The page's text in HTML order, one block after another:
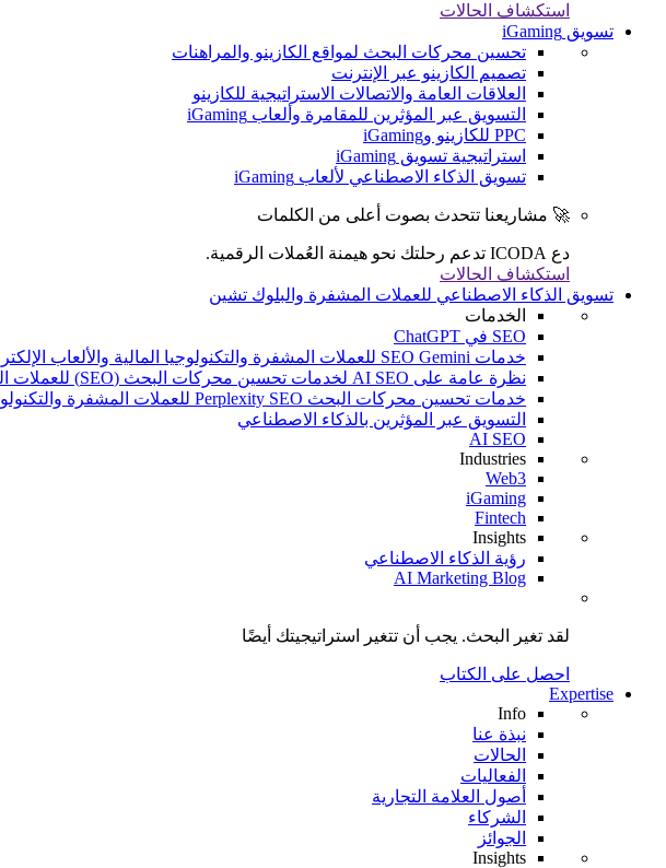
استكشاف الحالات
تسويق iGaming
تحسين محركات البحث لمواقع الكازينو والمراهنات
تصميم الكازينو عبر الإنترنت
العلاقات العامة والاتصالات الاستراتيجية للكازينو
التسويق عبر المؤثرين للمقامرة وألعاب iGaming
PPC للكازينو وiGaming
استراتيجية تسويق iGaming
تسويق الذكاء الاصطناعي لألعاب iGaming
🚀 مشاريعنا تتحدث بصوت أعلى من الكلمات
دع ICODA تدعم رحلتك نحو هيمنة العُملات الرقمية.
استكشاف الحالات
تسويق الذكاء الاصطناعي للعملات المشفرة والبلوك تشين
الخدمات
SEO في ChatGPT
خدمات SEO Gemini للعملات المشفرة والتكنولوجيا المالية والألعاب الإلكترونية
نظرة عامة على AI SEO لخدمات تحسين محركات البحث (SEO) للعملات المشفرة والتكنولوجيا المالية والألعاب الإلكترونية
خدمات تحسين محركات البحث Perplexity SEO للعملات المشفرة والتكنولوجيا المالية والألعاب الإلكترونية
التسويق عبر المؤثرين بالذكاء الاصطناعي
AI SEO
Industries
Web3
iGaming
Fintech
Insights
رؤية الذكاء الاصطناعي
AI Marketing Blog
لقد تغير البحث. يجب أن تتغير استراتيجيتك أيضًا
احصل على الكتاب
Expertise
Info
نبذة عنا
الحالات
الفعاليات
أصول العلامة التجارية
الشركاء
الجوائز
Insights